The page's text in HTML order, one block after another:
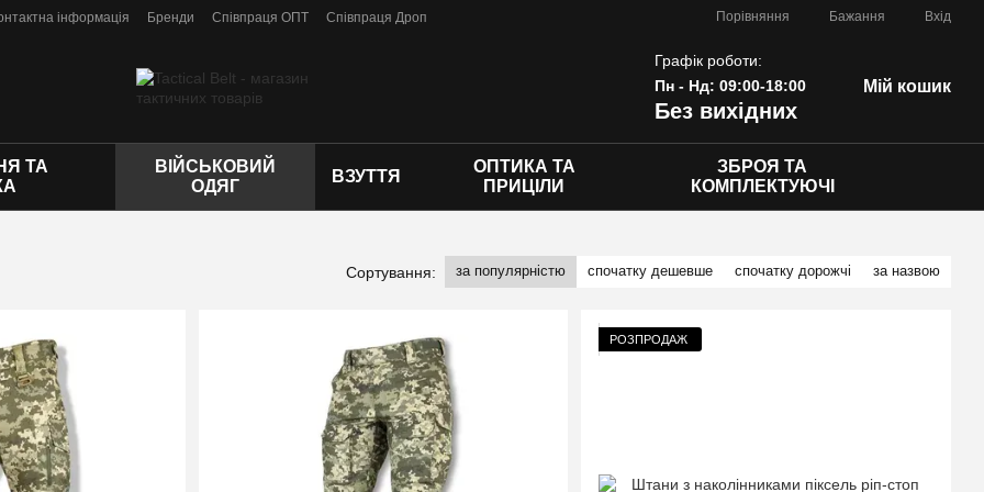
інформація Бренди Співпраця ОПТ
Співпраця Дроп
Порівняння Бажання Вхід
Графік роботи:
Пн - Нд: 09:00-18:00
Без вихідних
Мій кошик
ТА
ВІЙСЬКОВИЙ
ОДЯГ
ВЗУТТЯ
ОПТИКА ТА
ПРИЦІЛИ
ЗБРОЯ ТА
КОМПЛЕКТУЮЧІ
Сортування: за популярністю спочатку дешевше спочатку дорожчі за назвою
РОЗПРОДАЖ